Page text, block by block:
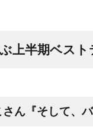
上半期ベスト
ん『そして、バ